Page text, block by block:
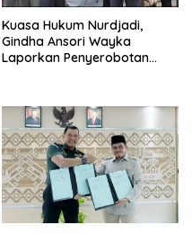
Kuasa Hukum Nurdjadi,
Gindha Ansori Wayka
Laporkan Penyerobotan